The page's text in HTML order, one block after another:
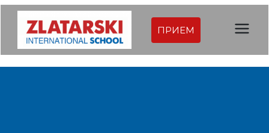
Skip
content
Междуна
родна
ПРИЕМ